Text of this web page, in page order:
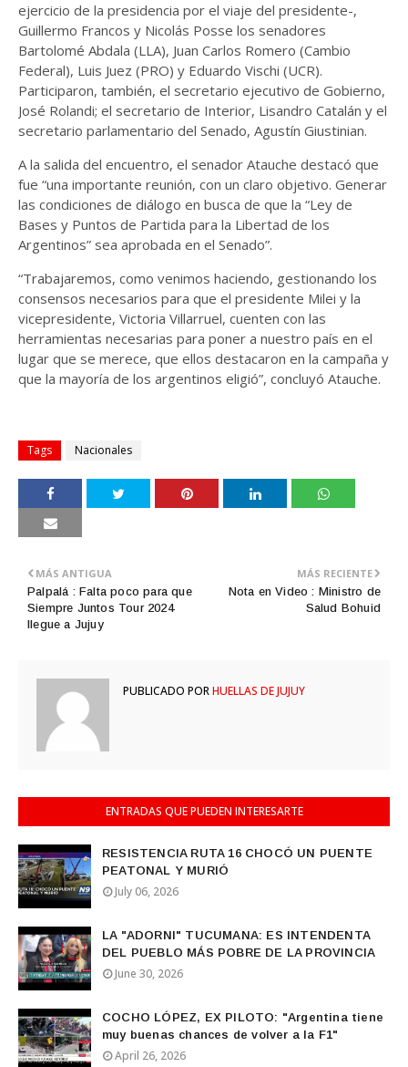
ejercicio de la presidencia por el viaje del presidente-,
Guillermo Francos y Nicolás Posse los senadores
Bartolomé Abdala (LLA), Juan Carlos Romero (Cambio
Federal), Luis Juez (PRO) y Eduardo Vischi (UCR).
Participaron, también, el secretario ejecutivo de Gobierno,
José Rolandi; el secretario de Interior, Lisandro Catalán y el
secretario parlamentario del Senado, Agustín Giustinian.
A la salida del encuentro, el senador Atauche destacó que
fue “una importante reunión, con un claro objetivo. Generar
las condiciones de diálogo en busca de que la “Ley de
Bases y Puntos de Partida para la Libertad de los
Argentinos” sea aprobada en el Senado”.
“Trabajaremos, como venimos haciendo, gestionando los
consensos necesarios para que el presidente Milei y la
vicepresidente, Victoria Villarruel, cuenten con las
herramientas necesarias para poner a nuestro país en el
lugar que se merece, que ellos destacaron en la campaña y
que la mayoría de los argentinos eligió”, concluyó Atauche.
Tags Nacionales
MÁS RECIENTE
Nota en Video : Ministro de
Salud Bohuid
MÁS ANTIGUA
Palpalá : Falta poco para que
Siempre Juntos Tour 2024
llegue a Jujuy
PUBLICADO PORHUELLAS DE JUJUY
ENTRADAS QUE PUEDEN INTERESARTE
RESISTENCIA RUTA 16 CHOCÓ UN PUENTE
PEATONAL Y MURIÓ
July 06, 2026
LA "ADORNI" TUCUMANA: ES INTENDENTA
DEL PUEBLO MÁS POBRE DE LA PROVINCIA
June 30, 2026
COCHO LÓPEZ, EX PILOTO: "Argentina tiene
muy buenas chances de volver a la F1"
April 26, 2026